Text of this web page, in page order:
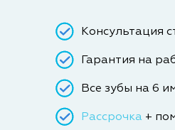
Консультация
Гарантия на
Все зубы на 6
Рассрочка +